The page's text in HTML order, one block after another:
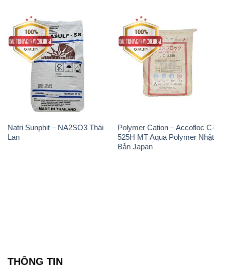
Natri Sunphit – NA2SO3 Thái
Lan
Polymer Cation – Accofloc C-
525H MT Aqua Polymer Nhật
Bản Japan
THÔNG TIN